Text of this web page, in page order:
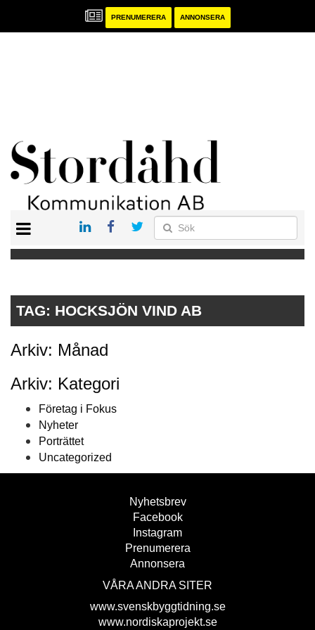
PRENUMERERA ANNONSERA
TAG: HOCKSJÖN VIND AB
Arkiv: Månad
Arkiv: Kategori
Företag i Fokus
Nyheter
Porträttet
Uncategorized
Nyhetsbrev
Facebook
Instagram
Prenumerera
Annonsera
VÅRA ANDRA SITER
www.svenskbyggtidning.se
www.nordiskaprojekt.se